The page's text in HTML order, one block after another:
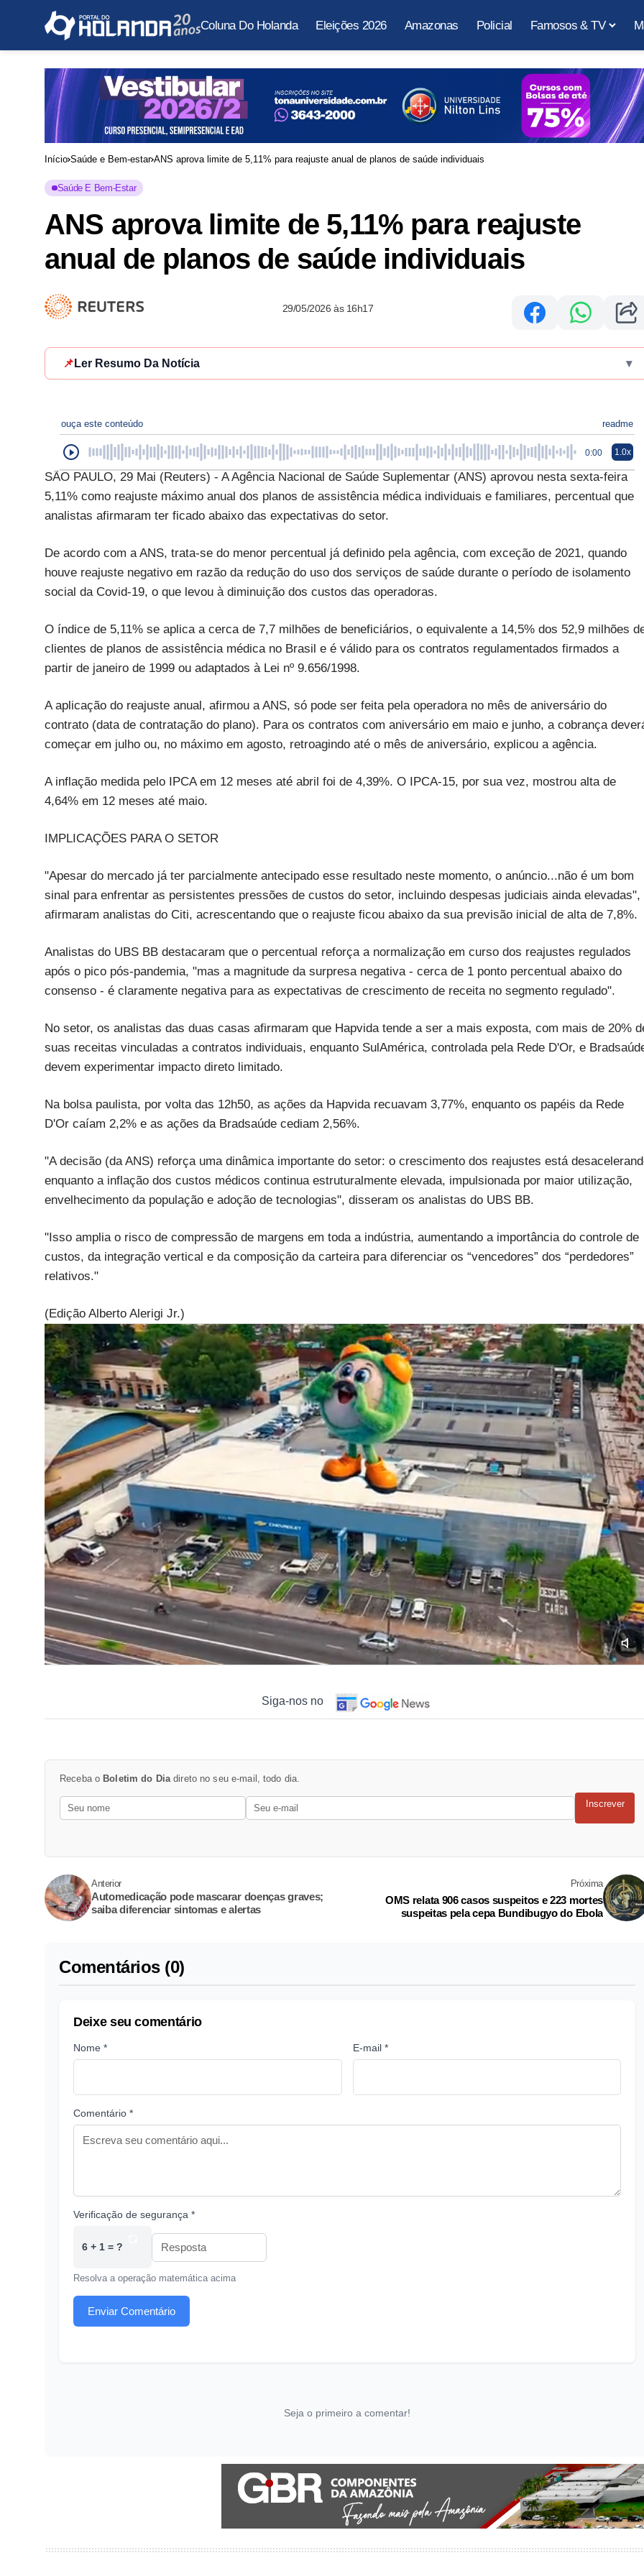
Coluna Do Holanda Eleições 2026 Amazonas Policial Famosos & TV
Início Saúde e Bem-estar ANS aprova limite de 5,11% para reajuste anual de planos de saúde individuais
Saúde E Bem-Estar
ANS aprova limite de 5,11% para reajuste
anual de planos de saúde individuais
29/05/2026 às 16h17
📌 Ler Resumo Da Notícia ▾
ouça este conteúdo readme
0:00 1.0x
SÃO PAULO, 29 Mai (Reuters) - A Agência Nacional de Saúde Suplementar (ANS) aprovou nesta sexta-feira
5,11% como reajuste máximo anual dos planos de assistência médica individuais e familiares, percentual que
analistas afirmaram ter ficado abaixo das expectativas do setor.
De acordo com a ANS, trata-se do menor percentual já definido pela agência, com exceção de 2021, quando
houve reajuste negativo em razão da redução do uso dos serviços de saúde durante o período de isolamento
social da Covid-19, o que levou à diminuição dos custos das operadoras.
O índice de 5,11% se aplica a cerca de 7,7 milhões de beneficiários, o equivalente a 14,5% dos 52,9 milhões
clientes de planos de assistência médica no Brasil e é válido para os contratos regulamentados firmados a
partir de janeiro de 1999 ou adaptados à Lei nº 9.656/1998.
A aplicação do reajuste anual, afirmou a ANS, só pode ser feita pela operadora no mês de aniversário do
contrato (data de contratação do plano). Para os contratos com aniversário em maio e junho, a cobrança
começar em julho ou, no máximo em agosto, retroagindo até o mês de aniversário, explicou a agência.
A inflação medida pelo IPCA em 12 meses até abril foi de 4,39%. O IPCA-15, por sua vez, mostrou alta de
4,64% em 12 meses até maio.
IMPLICAÇÕES PARA O SETOR
"Apesar do mercado já ter parcialmente antecipado esse resultado neste momento, o anúncio...não é um bom
sinal para enfrentar as persistentes pressões de custos do setor, incluindo despesas judiciais ainda elevadas",
afirmaram analistas do Citi, acrescentando que o reajuste ficou abaixo da sua previsão inicial de alta de 7,8%.
Analistas do UBS BB destacaram que o percentual reforça a normalização em curso dos reajustes regulados
após o pico pós-pandemia, "mas a magnitude da surpresa negativa - cerca de 1 ponto percentual abaixo do
consenso - é claramente negativa para as expectativas de crescimento de receita no segmento regulado".
No setor, os analistas das duas casas afirmaram que Hapvida tende a ser a mais exposta, com mais de 20%
suas receitas vinculadas a contratos individuais, enquanto SulAmérica, controlada pela Rede D'Or, e
devem experimentar impacto direto limitado.
Na bolsa paulista, por volta das 12h50, as ações da Hapvida recuavam 3,77%, enquanto os papéis da Rede
D'Or caíam 2,2% e as ações da Bradsaúde cediam 2,56%.
"A decisão (da ANS) reforça uma dinâmica importante do setor: o crescimento dos reajustes está
enquanto a inflação dos custos médicos continua estruturalmente elevada, impulsionada por maior utilização,
envelhecimento da população e adoção de tecnologias", disseram os analistas do UBS BB.
"Isso amplia o risco de compressão de margens em toda a indústria, aumentando a importância do controle de
custos, da integração vertical e da composição da carteira para diferenciar os “vencedores” dos “perdedores”
relativos."
(Edição Alberto Alerigi Jr.)
Siga-nos no
Receba o Boletim do Diadireto no seu e-mail, todo dia.
Inscrever
Anterior
Automedicação pode mascarar doenças graves;
saiba diferenciar sintomas e alertas
Próxima
OMS relata 906 casos suspeitos e 223 mortes
suspeitas pela cepa Bundibugyo do Ebola
Comentários (0)
Deixe seu comentário
Nome * E-mail *
Comentário *
Verificação de segurança *
6 + 1 = ?
Resolva a operação matemática acima
Enviar Comentário
Seja o primeiro a comentar!